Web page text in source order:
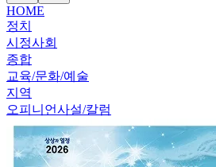
HOME
정치
시정사회
종합
교육/문화/예술
지역
오피니언사설/칼럼